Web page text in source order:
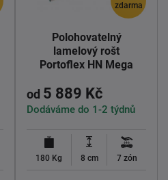
zdarma
Polohovatelný
lamelový rošt
Portoflex HN Mega
od 5 889 Kč
Dodáváme do 1-2 týdnů
180 Kg 8 cm 7 zón